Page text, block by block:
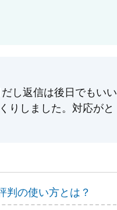
し返信は後日でもいい
りしました。対応がと
判の使い方とは？